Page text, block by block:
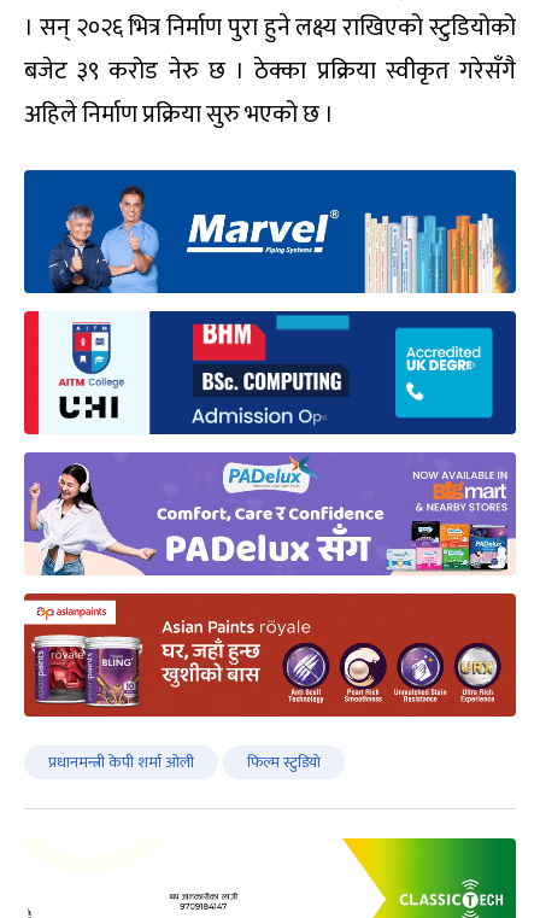
। सन् २०२६ भित्र निर्माण पुरा हुने लक्ष्य राखिएको स्टुडियोको
बजेट ३९ करोड नेरु छ । ठेक्का प्रक्रिया स्वीकृत गरेसँगै
अहिले निर्माण प्रक्रिया सुरु भएको छ ।
प्रधानमन्त्री केपी शर्मा ओली फिल्म स्टुडियो